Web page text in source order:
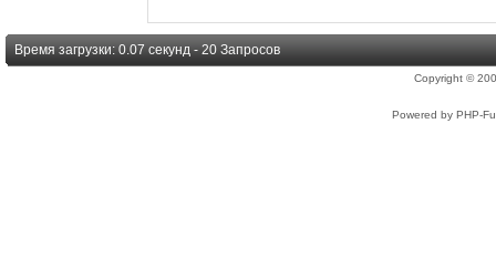
Время загрузки: 0.07 секунд - 20 Запросов
Copyright ©
Powered by PHP-